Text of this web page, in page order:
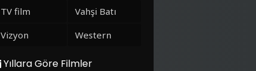
TV film
Vahşi Batı
Vizyon
Western
Yıllara Göre Filmler